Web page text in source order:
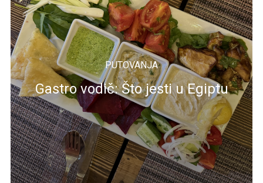
PUTOVANJA
Gastro vodič: Što jesti u Egiptu